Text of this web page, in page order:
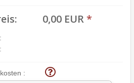
0,00 EUR *
: